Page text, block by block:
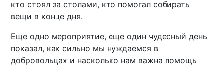
кто стоял за столами, кто помогал собирать
вещи в конце дня.
Еще одно мероприятие, еще один чудесный день
показал, как сильно мы нуждаемся в
добровольцах и насколько нам важна помощь